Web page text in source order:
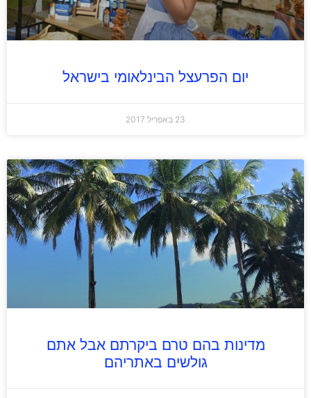
יום הפרעצל הבינלאומי בישראל
23 באפריל 2017
מדינות בהם טרם ביקרתם אבל אתם
גולשים באתריהם